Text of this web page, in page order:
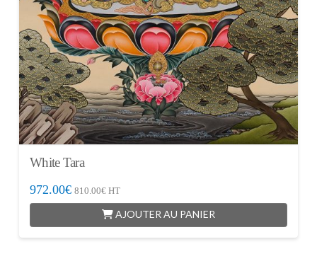
White Tara
972.00€ 810.00€HT
AJOUTER AU PANIER